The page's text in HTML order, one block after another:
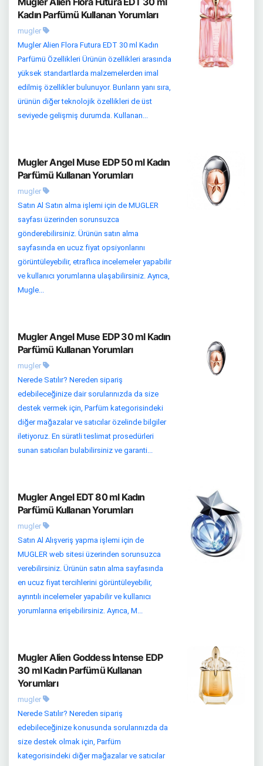
Kadın Parfümü Kullanan Yorumları
mugler
Mugler Alien Flora Futura EDT 30 ml Kadın
Parfümü Özellikleri Ürünün özellikleri arasında
yüksek standartlarda malzemelerden imal
edilmiş özellikler bulunuyor. Bunların yanı sıra,
ürünün diğer teknolojik özellikleri de üst
seviyede gelişmiş durumda. Kullanan...
Mugler Angel Muse EDP 50 ml Kadın
Parfümü Kullanan Yorumları
mugler
Satın Al Satın alma işlemi için de MUGLER
sayfası üzerinden sorunsuzca
gönderebilirsiniz. Ürünün satın alma
sayfasında en ucuz fiyat opsiyonlarını
görüntüleyebilir, etraflıca incelemeler yapabilir
ve kullanıcı yorumlarına ulaşabilirsiniz. Ayrıca,
Mugle...
Mugler Angel Muse EDP 30 ml Kadın
Parfümü Kullanan Yorumları
mugler
Nerede Satılır? Nereden sipariş
edebileceğinize dair sorularınızda da size
destek vermek için, Parfüm kategorisindeki
diğer mağazalar ve satıcılar özelinde bilgiler
iletiyoruz. En süratli teslimat prosedürleri
sunan satıcıları bulabilirsiniz ve garanti...
Mugler Angel EDT 80 ml Kadın
Parfümü Kullanan Yorumları
mugler
Satın Al Alışveriş yapma işlemi için de
MUGLER web sitesi üzerinden sorunsuzca
verebilirsiniz. Ürünün satın alma sayfasında
en ucuz fiyat tercihlerini görüntüleyebilir,
ayrıntılı incelemeler yapabilir ve kullanıcı
yorumlarına erişebilirsiniz. Ayrıca, M...
Mugler Alien Goddess Intense EDP
30 ml Kadın Parfümü Kullanan
Yorumları
mugler
Nerede Satılır? Nereden sipariş
edebileceğinize konusunda sorularınızda da
size destek olmak için, Parfüm
kategorisindeki diğer mağazalar ve satıcılar